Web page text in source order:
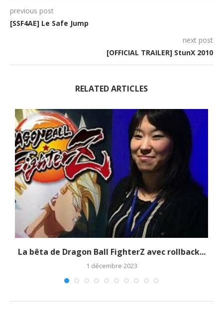
previous post
[SSF4AE] Le Safe Jump
next post
[OFFICIAL TRAILER] StunX 2010
RELATED ARTICLES
La bêta de Dragon Ball FighterZ avec rollback...
1 décembre 2023